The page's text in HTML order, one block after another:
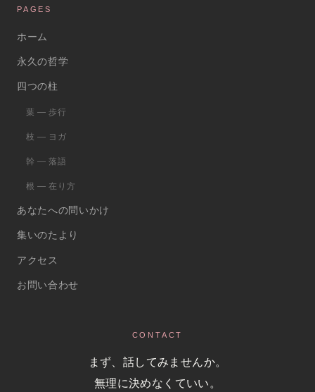
PAGES
ホーム
永久の哲学
四つの柱
葉 ― 歩行
枝 ― ヨガ
幹 ― 落語
根 ― 在り方
あなたへの問いかけ
集いのたより
アクセス
お問い合わせ
CONTACT
まず、話してみませんか。
無理に決めなくていい。